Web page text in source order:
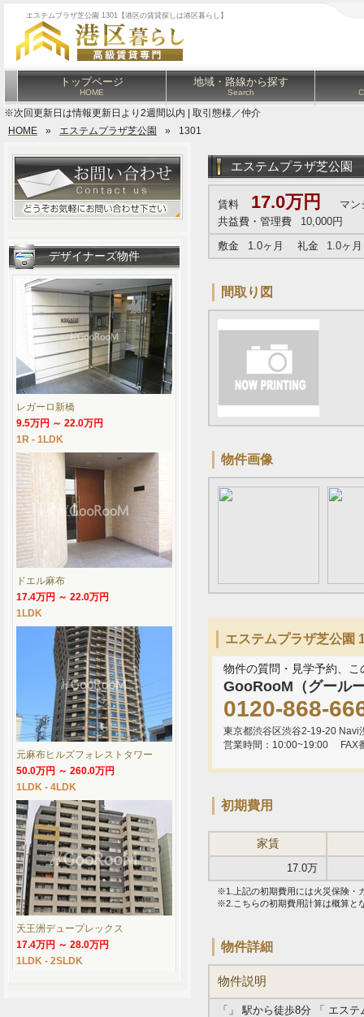
エステムプラザ芝公園 1301【港区の賃貸探しは港区暮らし】
トップページ
HOME
地域・路線から探す
Search
※次回更新日は情報更新日より2週間以内 | 取引態様／仲介
HOME
» エステムプラザ芝公園 » 1301
エステムプラザ芝公園
賃料 17.0万円
マン
共益費・管理費
10,000円
敷金
1.0ヶ月 礼金 1.0ヶ月
間取り図
物件画像
エステムプラザ芝公園
物件の質問・見学予約、
GooRooM（グール
0120-868-
東京都渋谷区渋谷2-19-20 Navi
営業時間：10:00~19:00
FAX
初期費用
家賃
17.0万
※1.上記の初期費用には火災保険・
※2.こちらの初期費用計算は概算と
物件詳細
物件説明
「」 駅から徒歩8分 「 エス
デザイナーズ物件
レガーロ新橋
9.5万円 ～ 22.0万円
1R - 1LDK
ドエル麻布
17.4万円 ～ 22.0万円
1LDK
元麻布ヒルズフォレストタワー
50.0万円 ～ 260.0万円
1LDK - 4LDK
天王洲デュープレックス
17.4万円 ～ 28.0万円
1LDK - 2SLDK